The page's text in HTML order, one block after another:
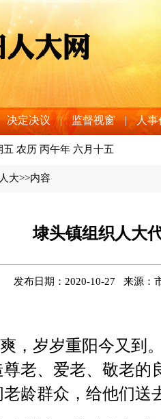
决定决议 | 监督视窗 | 人事
五 农历 丙午年 六月十五
大>>内容
埭头镇组织人大
发布日期：2020-10-27 来源：
，岁岁重阳今又到
老、爱老、敬老的
龄群众，给他们送